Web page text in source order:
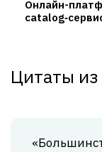
Онлайн-
Цитаты